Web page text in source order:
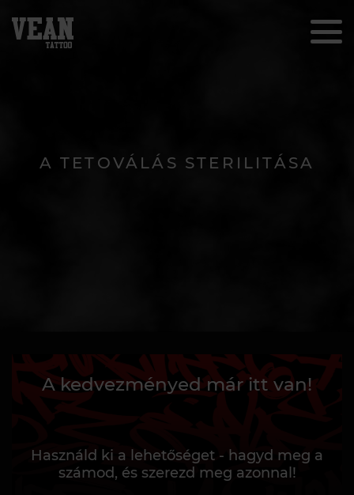
A TETOVÁLÁS STERILITÁSA
A kedvezményed már itt van!
Használd ki a lehetőséget - hagyd meg a
számod, és szerezd meg azonnal!